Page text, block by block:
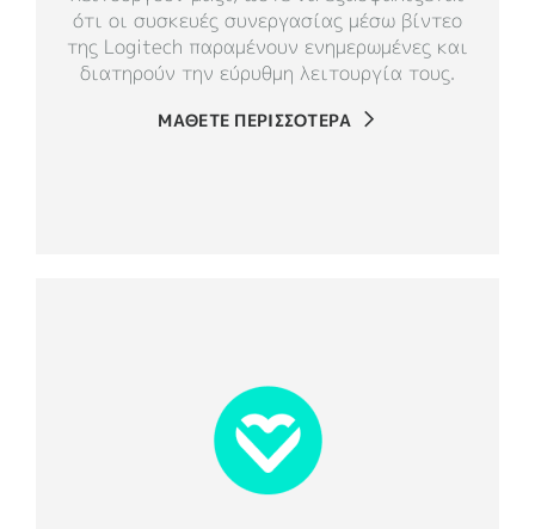
ότι οι συσκευές συνεργασίας μέσω βίντεο
της Logitech παραμένουν ενημερωμένες και
διατηρούν την εύρυθμη λειτουργία τους.
ΜΑΘΕΤΕ ΠΕΡΙΣΣΟΤΕΡΑ